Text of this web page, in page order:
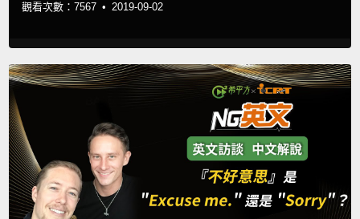
觀看次數：7567 •2019-09-02